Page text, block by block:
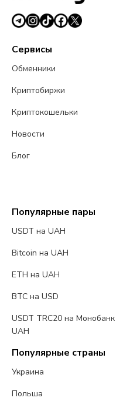
Сервисы
Обменники
Криптобиржи
Криптокошельки
Новости
Блог
Популярные пары
USDT на UAH
Bitcoin на UAH
ETH на UAH
BTC на USD
USDT TRC20 на Монобанк
UAH
Популярные страны
Украина
Польша